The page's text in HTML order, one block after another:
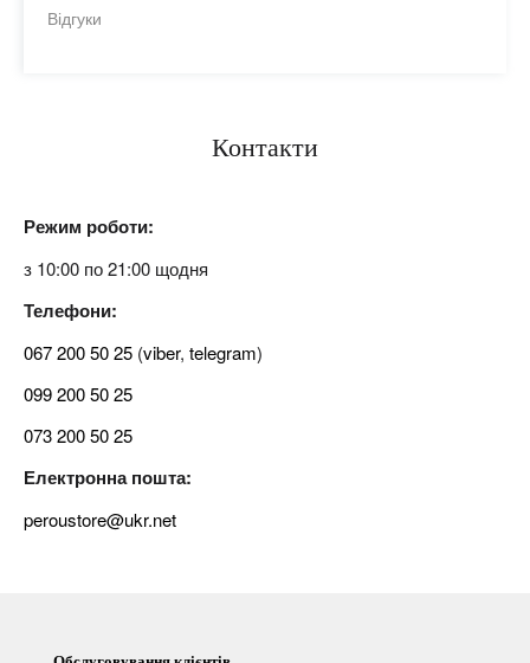
Відгуки
Контакти
Режим роботи:
з 10:00 по 21:00 щодня
Телефони:
067 200 50 25 (viber, telegram)
099 200 50 25
073 200 50 25
Електронна пошта:
peroustore@ukr.net